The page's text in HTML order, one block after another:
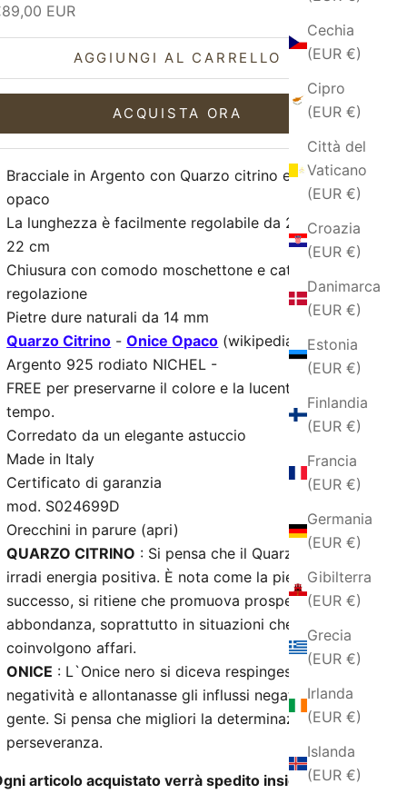
Cechia
(EUR €)
Cipro
(EUR €)
Città del
Vaticano
(EUR €)
Croazia
(EUR €)
Danimarca
(EUR €)
Estonia
(EUR €)
Finlandia
(EUR €)
Francia
(EUR €)
Germania
(EUR €)
Gibilterra
(EUR €)
Grecia
(EUR €)
Irlanda
(EUR €)
Islanda
(EUR €)
scontato
EUR
AGGIUNGI AL CARRELLO
ACQUISTA ORA
Bracciale in Argento con Quarzo citrino e Onice
opaco
La lunghezza è facilmente regolabile da 20 cm a
22 cm
Chiusura con comodo moschettone e catenella di
regolazione
Pietre dure naturali da 14 mm
Quarzo Citrino -Onice Opaco (wikipedia)
Argento 925 rodiato NICHEL -
FREE per preservarne il colore e la lucentezza nel
tempo.
Corredato da un elegante astuccio
Made in Italy
Certificato di garanzia
mod. S024699D
Orecchini in parure (apri)
QUARZO CITRINO : Si pensa che il Quarzo Citrino
irradi energia positiva. È nota come la pietra del
successo, si ritiene che promuova prosperità e
abbondanza, soprattutto in situazioni che
coinvolgono affari.
ONICE : L`Onice nero si diceva respingesse la
negatività e allontanasse gli influssi negativi della
gente. Si pensa che migliori la determinazione e la
perseveranza.
articolo acquistato verrà spedito insieme ad un